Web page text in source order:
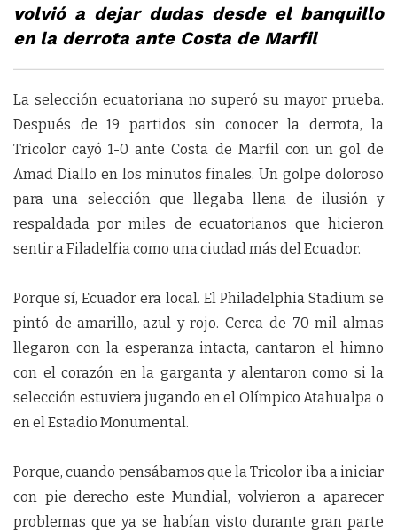
volvió a dejar dudas desde el banquillo
en la derrota ante Costa de Marfil
La selección ecuatoriana no superó su mayor prueba.
Después de 19 partidos sin conocer la derrota, la
Tricolor cayó 1-0 ante Costa de Marfil con un gol de
Amad Diallo en los minutos finales. Un golpe doloroso
para una selección que llegaba llena de ilusión y
respaldada por miles de ecuatorianos que hicieron
sentir a Filadelfia como una ciudad más del Ecuador.
Porque sí, Ecuador era local. El Philadelphia Stadium se
pintó de amarillo, azul y rojo. Cerca de 70 mil almas
llegaron con la esperanza intacta, cantaron el himno
con el corazón en la garganta y alentaron como si la
selección estuviera jugando en el Olímpico Atahualpa o
en el Estadio Monumental.
Porque, cuando pensábamos que la Tricolor iba a iniciar
con pie derecho este Mundial, volvieron a aparecer
problemas que ya se habían visto durante gran parte